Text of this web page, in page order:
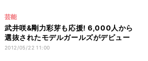
芸能
武井咲&剛力彩芽も応援! 6,000人から
選抜されたモデルガールズがデビュー
2012/05/22 11:00